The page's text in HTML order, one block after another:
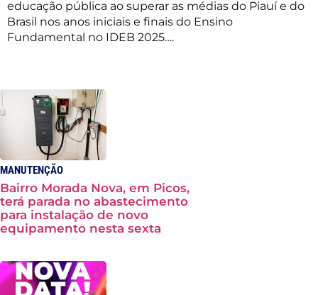
educação pública ao superar as médias do Piauí e do
Brasil nos anos iniciais e finais do Ensino
Fundamental no IDEB 2025….
MANUTENÇÃO
Bairro Morada Nova, em Picos,
terá parada no abastecimento
para instalação de novo
equipamento nesta sexta